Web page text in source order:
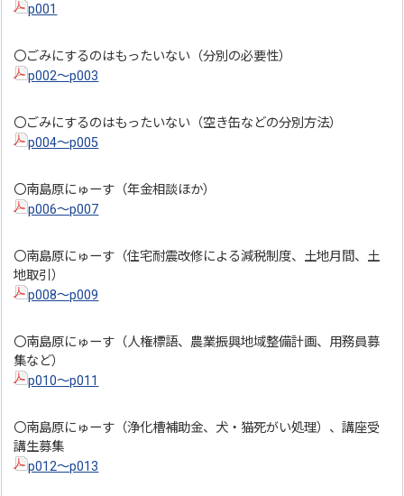
p001
〇ごみにするのはもったいない（分別の必要性）
p002～p003
〇ごみにするのはもったいない（空き缶などの分別方法）
p004～p005
〇南島原にゅーす（年金相談ほか）
p006～p007
〇南島原にゅーす（住宅耐震改修による減税制度、土地月間、土
地取引）
p008～p009
〇南島原にゅーす（人権標語、農業振興地域整備計画、用務員募
集など）
p010～p011
〇南島原にゅーす（浄化槽補助金、犬・猫死がい処理）、講座受
講生募集
p012～p013